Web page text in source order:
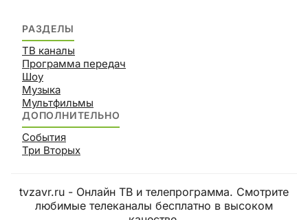
РАЗДЕЛЫ
ТВ каналы
Программа передач
Шоу
Музыка
Мультфильмы
ДОПОЛНИТЕЛЬНО
События
Три Вторых
tvzavr.ru - Онлайн ТВ и телепрограмма. Смотрите
любимые телеканалы бесплатно в высоком